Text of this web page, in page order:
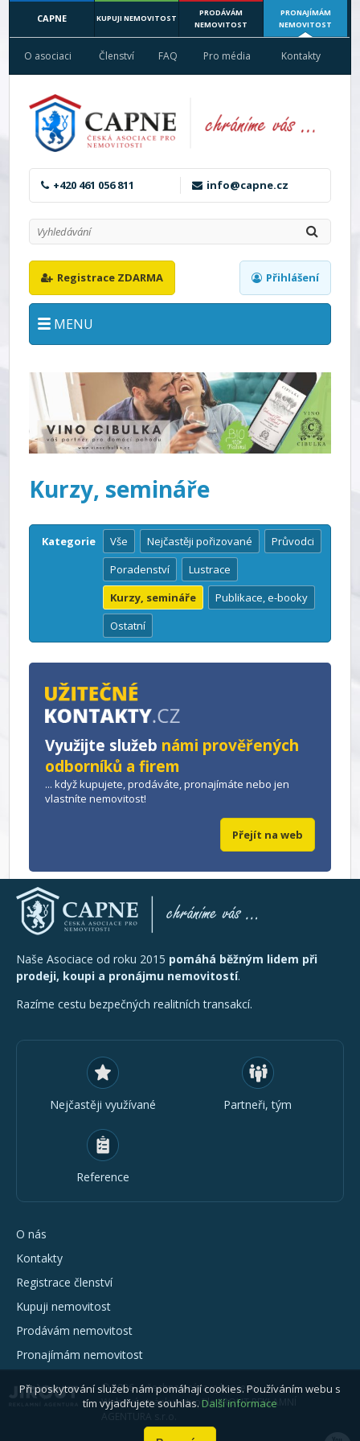
CAPNE KUPUJI NEMOVITOST
PRODÁVÁM
NEMOVITOST
PRONAJÍMÁM
NEMOVITOST
O asociaci Členství FAQ Pro média Kontakty
+420 461 056 811 info@capne.cz
Registrace ZDARMA Přihlášení
MENU
Kurzy, semináře
Kategorie Vše Nejčastěji pořizované
Průvodci
Poradenství
Lustrace
Kurzy, semináře
Publikace, e-booky
Ostatní
Využijte služeb námi prověřených
odborníků a firem
... když kupujete, prodáváte, pronajímáte nebo jen
vlastníte nemovitost!
Přejít na web
Naše Asociace od roku 2015 pomáhá běžným lidem při
prodeji, koupi a pronájmu nemovitostí.
Razíme cestu bezpečných realitních transakcí.
Nejčastěji využívané Partneři, tým
Reference
O nás
Kontakty
Registrace členství
Kupuji nemovitost
Prodávám nemovitost
Pronajímám nemovitost
© 2026 - všechna práva vyhrazena
Webové stránky vytvořila JIROUT REKLAMNÍ
Při poskytování služeb nám pomáhají cookies. Používáním webu s
tím vyjadřujete souhlas. Další informace